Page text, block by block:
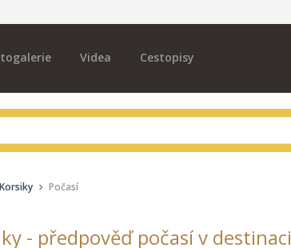
Videa Cestopisy
Počasí
- předpověď počasí v destinaci